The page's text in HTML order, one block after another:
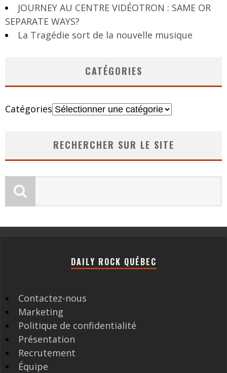
JOURNEY AU CENTRE VIDÉOTRON : SAME OR
SEPARATE WAYS?
La Tragédie sort de la nouvelle musique
CATÉGORIES
Catégories
RECHERCHER SUR LE SITE
DAILY ROCK QUÉBEC
Contactez-nous
Marketing
Politique de confidentialité
Présentation
Recrutement
Équipe